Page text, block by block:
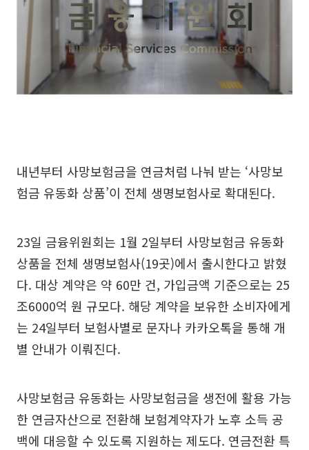
내년부터 사망보험금을 연금처럼 나눠 받는 ‘사망보
험금 유동화 상품’이 전체 생명보험사로 확대된다.
23일 금융위원회는 1월 2일부터 사망보험금 유동화
상품을 전체 생명보험사(19곳)에서 출시한다고 밝혔
다. 대상 계약은 약 60만 건, 가입금액 기준으로는 25
조6000억 원 규모다. 해당 계약을 보유한 소비자에게
는 24일부터 보험사별로 문자나 카카오톡을 통해 개
별 안내가 이뤄진다.
사망보험금 유동화는 사망보험금을 생전에 활용 가능
한 연금자산으로 전환해 보험계약자가 노후 소득 공
백에 대응할 수 있도록 지원하는 제도다. 연금전환 특